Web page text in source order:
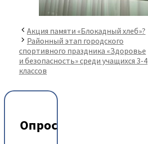
Акция памяти​ «Блокадный хлеб»?
Районный этап городского
спортивного праздника «Здоровье
и безопасность» среди учащихся 3-4
классов
Опрос